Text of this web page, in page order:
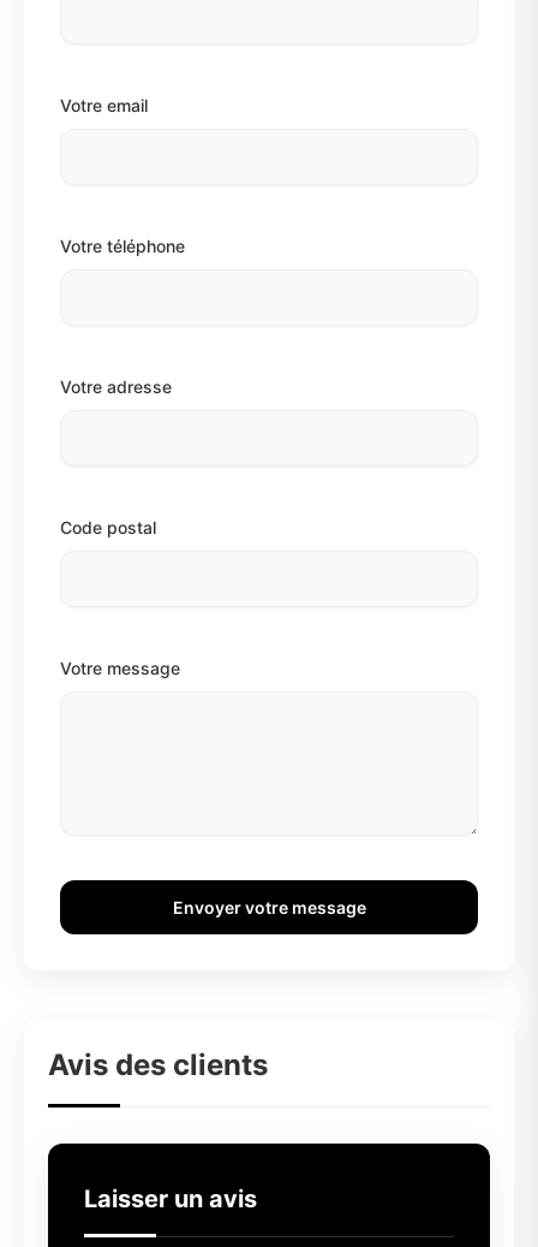
Votre email
Votre téléphone
Votre adresse
Code postal
Votre message
Envoyer votre message
Avis des clients
Laisser un avis